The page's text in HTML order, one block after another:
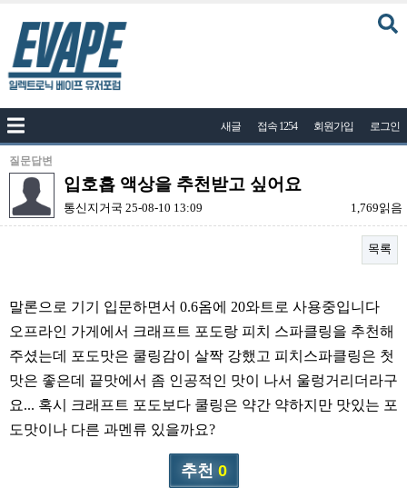
공지사항
나눔이벤트
자유게시판
질문답변
액상
연구실
리뷰게시판
팁앤가이드
새글 접속 1254 회원가입 로그인
질문답변
입호흡 액상을 추천받고 싶어요
통신지거국 25-08-10 13:09 1,769읽음
목록
말론으로 기기 입문하면서 0.6옴에 20와트로 사용중입니다
오프라인 가게에서 크래프트 포도랑 피치 스파클링을 추천해
주셨는데 포도맛은 쿨링감이 살짝 강했고 피치스파클링은 첫
맛은 좋은데 끝맛에서 좀 인공적인 맛이 나서 울렁거리더라구
요... 혹시 크래프트 포도보다 쿨링은 약간 약하지만 맛있는 포
도맛이나 다른 과멘류 있을까요?
추천 0